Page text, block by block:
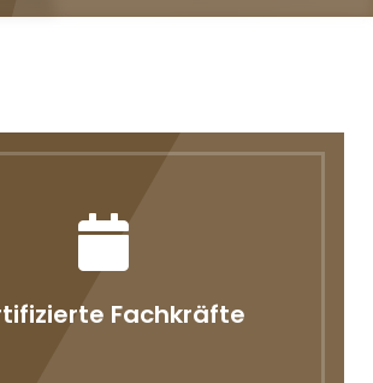
Fachkräfte